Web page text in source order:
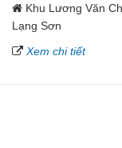
Khu Lương Văn
Lạng Sơn
Xem chi tiết